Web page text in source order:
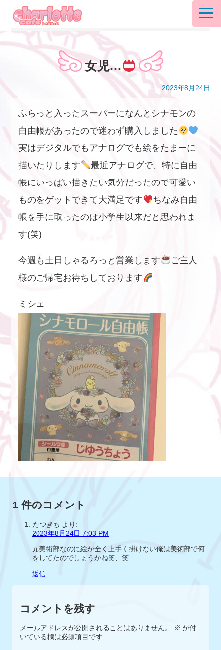
女児…
2023年8月24日
ふらっと入ったスーパーになんとシナモンの
自由帳があったので迷わず購入しました
実はデジタルでもアナログでも絵をたまーに
描いたりします
最近アナログで、特に自由
帳にいっぱい描きたい気分だったので可愛い
ものをゲットできて大満足です
ちなみ自由
帳を手に取ったのは小学生以来だと思われま
す(笑)
今週も土日しゃるろっと営業します
ご主人
様のご帰宅お待ちしております
ミシェ
1 件のコメント
たつきち より:
2023年8月24日 7:03 PM
元美術部なのに絵が全く上手く掛けない俺は美術部で何
をしてたのでしょうかね笑、笑
返信
コメントを残す
メールアドレスが公開されることはありません。 ※ が付
いている欄は必須項目です